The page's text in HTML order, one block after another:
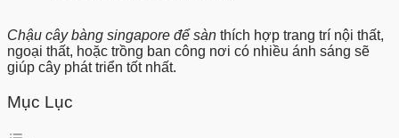
Chậu cây bàng singapore để sàn thích hợp trang trí nội thất,
ngoại thất, hoặc trồng ban công nơi có nhiều ánh sáng sẽ
giúp cây phát triển tốt nhất.
Mục Lục